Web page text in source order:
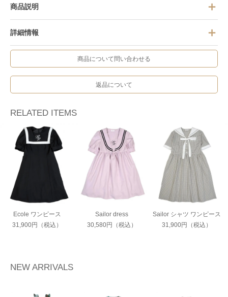
商品説明
詳細情報
商品について問い合わせる
返品について
RELATED ITEMS
Ecole ワンピース
31,900円（税込）
Sailor dress
30,580円（税込）
Sailor シャツ ワンピース
31,900円（税込）
NEW ARRIVALS